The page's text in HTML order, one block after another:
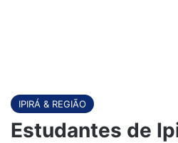
IPIRÁ & REGIÃO
Estudantes de